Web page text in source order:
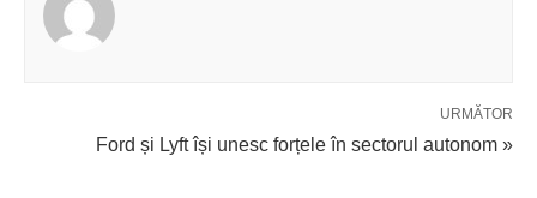
URMĂTOR
Ford și Lyft își unesc forțele în sectorul autonom »